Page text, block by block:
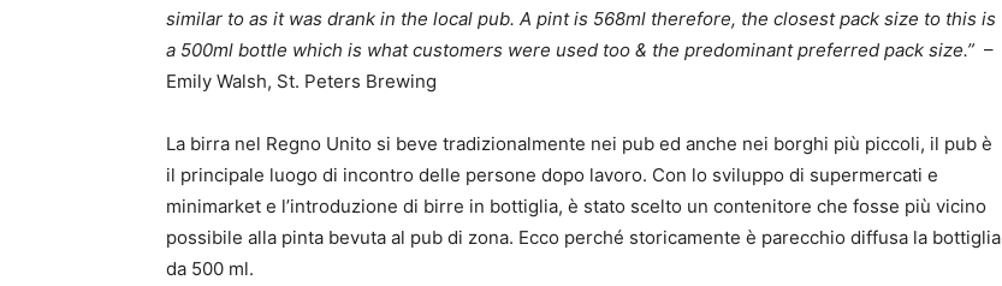
similar to as it was drank in the local pub. A pint is 568ml therefore, the closest pack size to this is
a 500ml bottle which is what customers were used too & the predominant preferred pack size.” –
Emily Walsh, St. Peters Brewing
La birra nel Regno Unito si beve tradizionalmente nei pub ed anche nei borghi più piccoli, il pub è
il principale luogo di incontro delle persone dopo lavoro. Con lo sviluppo di supermercati e
minimarket e l’introduzione di birre in bottiglia, è stato scelto un contenitore che fosse più vicino
possibile alla pinta bevuta al pub di zona. Ecco perché storicamente è parecchio diffusa la bottiglia
da 500 ml.